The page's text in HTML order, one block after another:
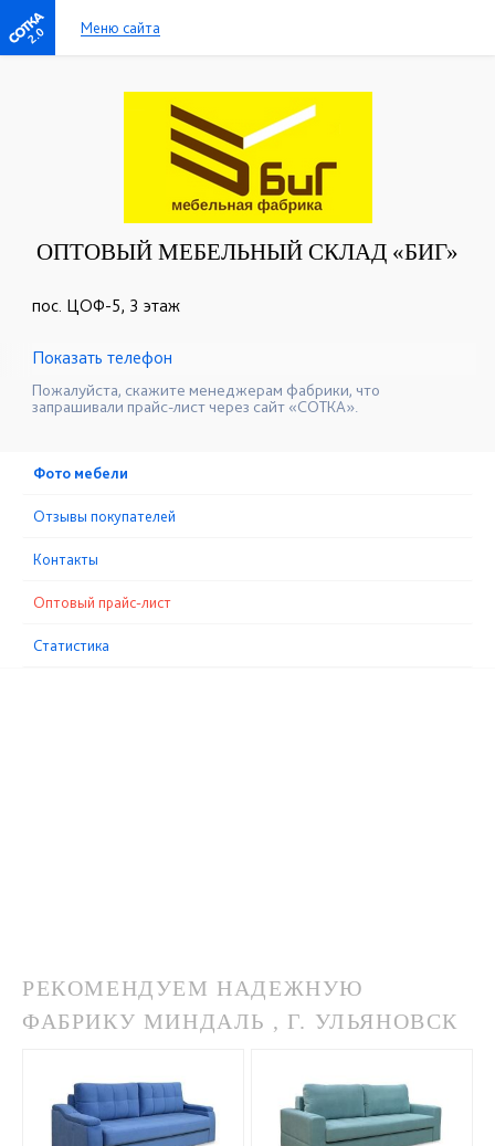
2.0 Меню сайта
ОПТОВЫЙ МЕБЕЛЬНЫЙ СКЛАД «БИГ»
пос. ЦОФ-5, 3 этаж
☎+7 (343) 385-77-95
Показать телефон
Пожалуйста, скажите менеджерам фабрики, что
запрашивали прайс-лист через сайт «СОТКА».
Фото мебели
Отзывы покупателей
Контакты
Оптовый прайс-лист
Статистика
РЕКОМЕНДУЕМ НАДЕЖНУЮ
ФАБРИКУ МИНДАЛЬ , Г. УЛЬЯНОВСК